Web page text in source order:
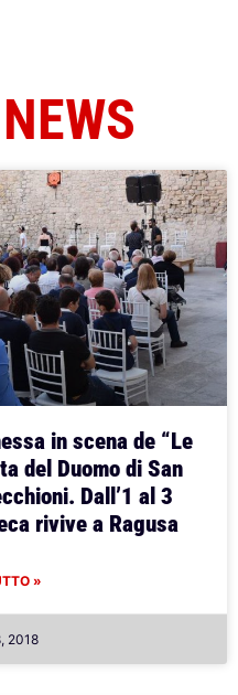
in scena de “Le
del Duomo di San
Dall’1 al 3
rivive a Ragusa
»
2018